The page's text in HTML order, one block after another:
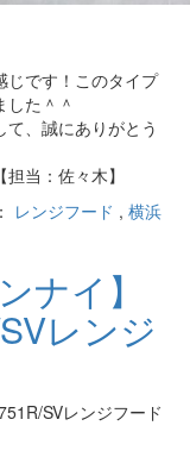
じです！このタイプ
た＾＾
、誠にありがとう
当：佐々木】
レンジフード , 横浜
ナイ】
レンジ
SVレンジフード